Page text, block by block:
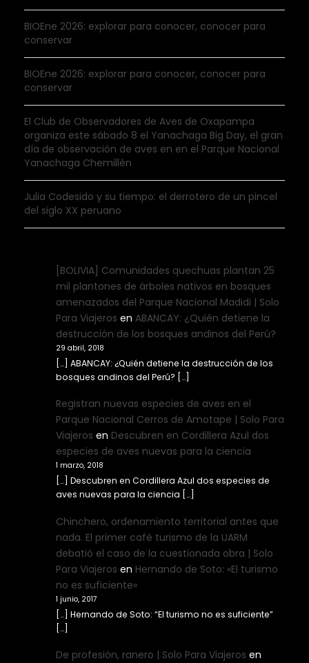
BIOEne 2026: explorar para conocer, conocer para
conservar
BIOEne 2026: explorar para conocer, conocer para
conservar
El Club de Observadores de Aves de Oxapampa
organiza este sábado 8 el Yanachaga Big Day, el gran
día de observación de aves en en el Parque Nacional
Yanachaga Chemillén
Julia Codesido y su tiempo: el derrotero de un pincel
del siglo XX peruano
[BOLIVIA] Comunidades quechuas plantan 25
mil plantones de árboles nativos en bosques
amenazados del Parque Nacional Madidi | Solo
Para Viajeros en ABANCAY: ¿Quién detiene la
destrucción de los bosques andinos del Perú?
29 abril, 2018
[…] ABANCAY: ¿Quién detiene la destrucción de los
bosques andinos del Perú? […]
Registran nuevas especies de aves en el
Parque Nacional Cerros de Amotape | Solo Para
Viajeros en Descubren en Cordillera Azul dos
especies de aves nuevas para la ciencia
1 marzo, 2018
[…] Descubren en Cordillera Azul dos especies de
aves nuevas para la ciencia […]
Chinchero, ordenamiento territorial antes que
nada. El primer café turismo de la UARM
debatió el caso de la cuestionada obra | Solo
Para Viajeros en Hernando de Soto: «El turismo
no es suficiente»
1 junio, 2017
[…] Hernando de Soto: “El turismo no es suficiente”
[…]
De profesión, ranero | Solo Para Viajeros en